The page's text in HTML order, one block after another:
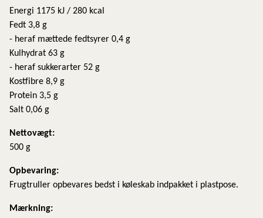
Energi 1175 kJ / 280 kcal
Fedt 3,8 g
- heraf mættede fedtsyrer 0,4 g
Kulhydrat 63 g
- heraf sukkerarter 52 g
Kostfibre 8,9 g
Protein 3,5 g
Salt 0,06 g
Nettovægt:
500 g
Opbevaring:
Frugtruller opbevares bedst i køleskab indpakket i plastpose.
Mærkning: